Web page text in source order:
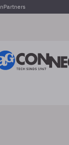
Partners